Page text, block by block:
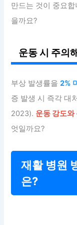
만드는 것이 중요
을까요?
운동 시 주의
부상 발생률을2%
증 발생 시 즉각 대
2023). 운동 강도와
엇일까요?
재활 병원
은?